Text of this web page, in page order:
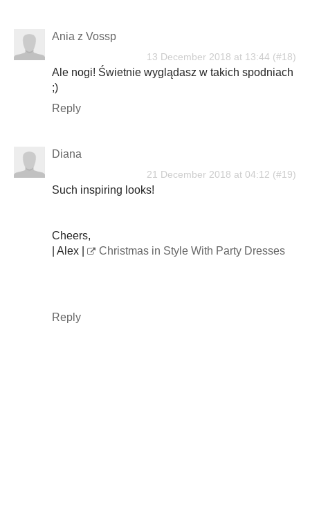
Ania z Vossp
13 December 2018 at 13:44
Ale nogi! Świetnie wyglądasz w takich spodniach
;)
Reply
Diana
21 December 2018 at 04:12
Such inspiring looks!
Cheers,
| Alex |
Christmas in Style With Party Dresses
Reply